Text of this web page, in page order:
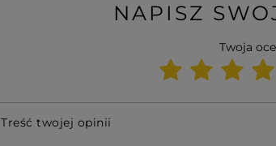
NAPISZ
Twoja
Treść twojej opinii